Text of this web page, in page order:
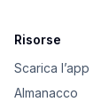
Risorse
Scarica l’app
Almanacco